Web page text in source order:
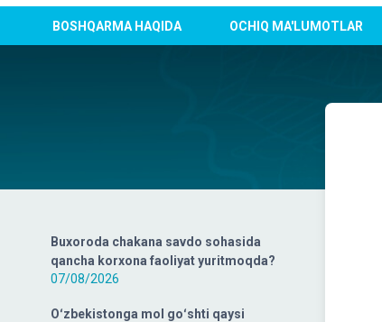
BOSHQARMA HAQIDA OCHIQ MA'LUMOTLAR
Buxoroda chakana savdo sohasida
qancha korxona faoliyat yuritmoqda?
07/08/2026
Oʻzbekistonga mol goʻshti qaysi